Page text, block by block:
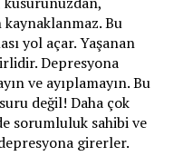
kaynaklanmaz. Bu
yol açar. Yaşanan
Depresyona
ve ayıplamayın. Bu
değil! Daha çok
sorumluluk sahibi ve
girerler.